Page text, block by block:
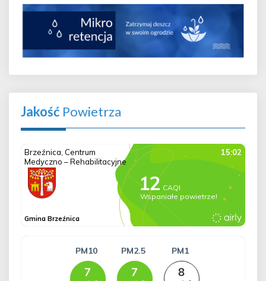
Jakość Powietrza